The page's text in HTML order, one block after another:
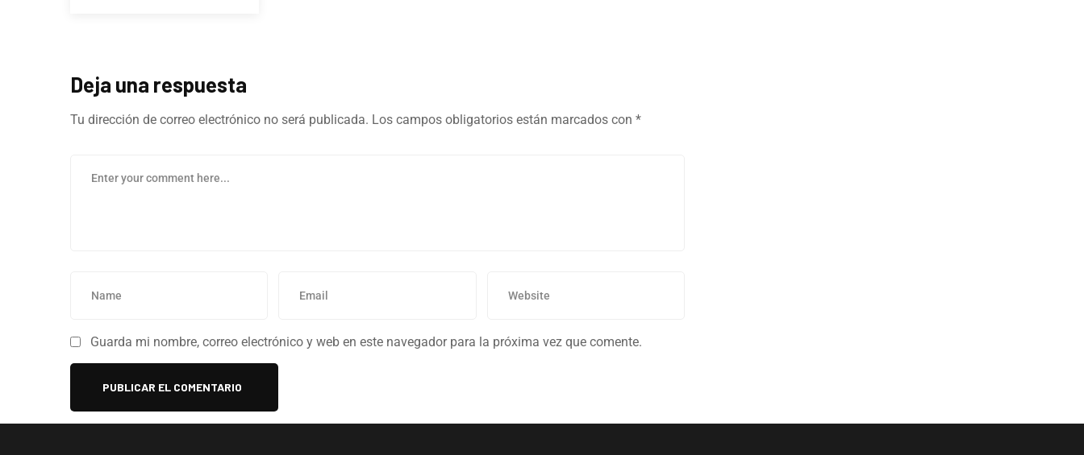
Deja una respuesta
Tu dirección de correo electrónico no será publicada. Los campos obligatorios están marcados con *
Guarda mi nombre, correo electrónico y web en este navegador para la próxima vez que comente.